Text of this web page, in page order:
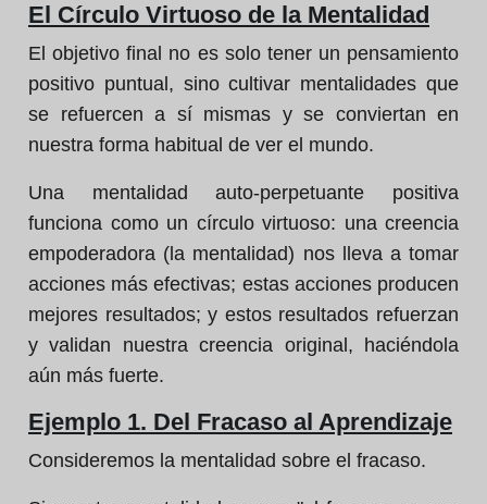
El Círculo Virtuoso de la Mentalidad
El objetivo final no es solo tener un pensamiento
positivo puntual, sino cultivar mentalidades que
se refuercen a sí mismas y se conviertan en
nuestra forma habitual de ver el mundo.
Una mentalidad auto-perpetuante positiva
funciona como un círculo virtuoso: una creencia
empoderadora (la mentalidad) nos lleva a tomar
acciones más efectivas; estas acciones producen
mejores resultados; y estos resultados refuerzan
y validan nuestra creencia original, haciéndola
aún más fuerte.
Ejemplo 1. Del Fracaso al Aprendizaje
Consideremos la mentalidad sobre el fracaso.